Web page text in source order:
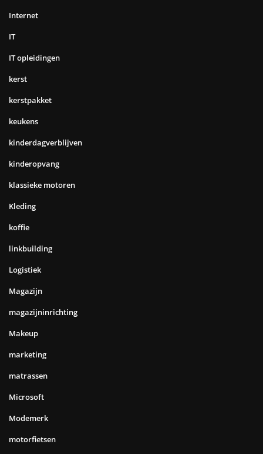
Internet
IT
IT opleidingen
kerst
kerstpakket
keukens
kinderdagverblijven
kinderopvang
klassieke motoren
Kleding
koffie
linkbuilding
Logistiek
Magazijn
magazijninrichting
Makeup
marketing
matrassen
Microsoft
Modemerk
motorfietsen